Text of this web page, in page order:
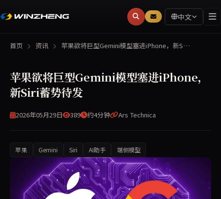
中文
首页 资讯 苹果欲将巨型Gemini模型塞进iPhone，新S…
苹果欲将巨型Gemini模型塞进iPhone，
新Siri蓄势待发
2026年05月29日 389 约4分钟 Ars Technica
苹果 Gemini Siri AI助手 端侧模型